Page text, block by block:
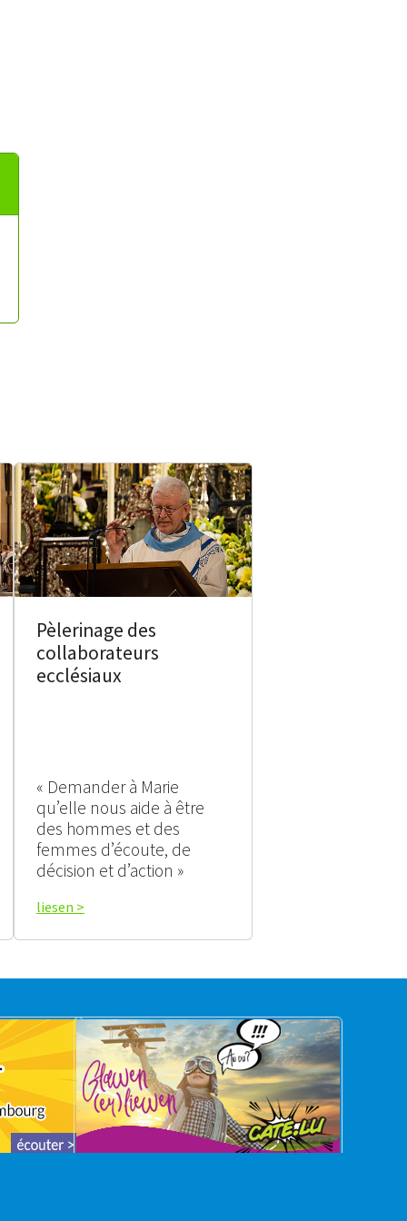
Pèlerinage des
collaborateurs
ecclésiaux
« Demander à Marie
qu’elle nous aide à être
des hommes et des
femmes d’écoute, de
décision et d’action »
liesen >